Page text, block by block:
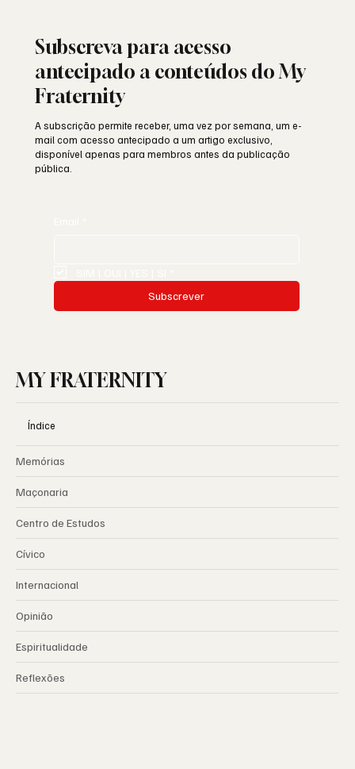
Subscreva para acesso
antecipado a conteúdos do My
Fraternity
A subscrição permite receber, uma vez por semana, um e-
mail com acesso antecipado a um artigo exclusivo,
disponível apenas para membros antes da publicação
pública.
Subscrever
MY FRATERNITY
Índice
Memórias
Maçonaria
Centro de Estudos
Cívico
Internacional
Opinião
Espiritualidade
Reflexões